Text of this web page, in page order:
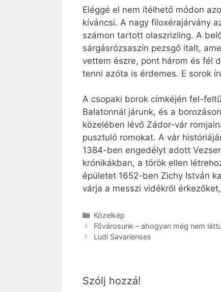
Eléggé el nem ítélhető módon
kíváncsi. A nagy filoxérajárvány
számon tartott olaszrizling. A
sárgásrózsaszín pezsgő italt,
vettem észre, pont három és fél
tenni azóta is érdemes. E sorok
A csopaki borok címkéjén fel-
Balatonnál járunk, és a
közelében lévő Zádor-vár
pusztuló romokat. A vár
1384-ben engedélyt adott
krónikákban, a török ellen
épületet 1652-ben Zichy István
várja a messzi vidékről
Kategória
Közelkép
Fővárosunk – ahogyan még nem
Ludi Savarienses
Szólj hozzá!